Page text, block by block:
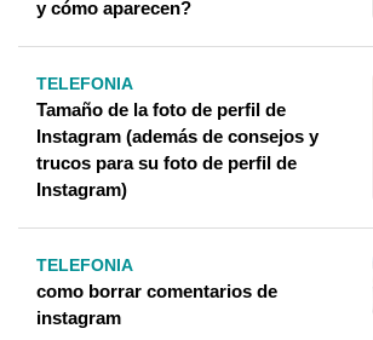
y cómo aparecen?
TELEFONIA
Tamaño de la foto de perfil de
Instagram (además de consejos y
trucos para su foto de perfil de
Instagram)
TELEFONIA
como borrar comentarios de
instagram